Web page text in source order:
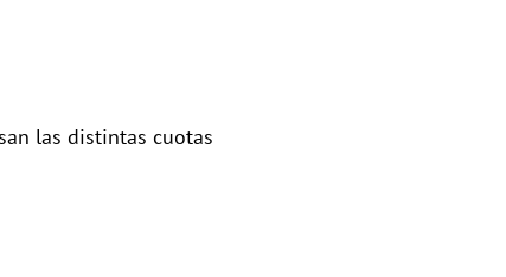
las distintas cuotas